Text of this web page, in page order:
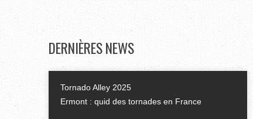
DERNIÈRESNEWS
Tornado Alley 2025
Ermont : quid des tornades en France